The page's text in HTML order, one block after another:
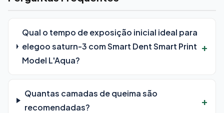
Qual o tempo de exposição inicial ideal para
elegoo saturn-3 com Smart Dent Smart Print
Model L'Aqua?
Quantas camadas de queima são
recomendadas?